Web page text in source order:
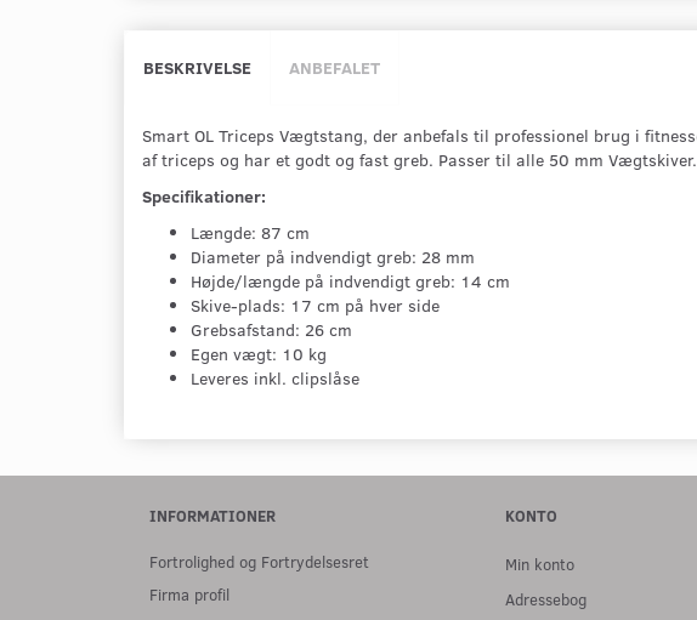
BESKRIVELSE ANBEFALET
Smart OL Triceps Vægtstang, der anbefals til professionel brug i
af triceps og har et godt og fast greb. Passer til alle 50 mm Vægtskiver.
Specifikationer:
Længde: 87 cm
Diameter på indvendigt greb: 28 mm
Højde/længde på indvendigt greb: 14 cm
Skive-plads: 17 cm på hver side
Grebsafstand: 26 cm
Egen vægt: 10 kg
Leveres inkl. clipslåse
INFORMATIONER
Fortrolighed og Fortrydelsesret
Firma profil
KONTO
Min konto
Adressebog